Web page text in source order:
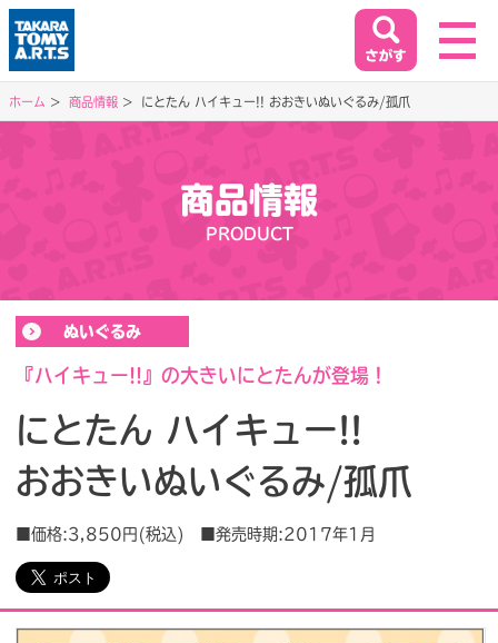
イベント&キャンペーン
EVENT&CAMPAIGN
お客様相談室
SUPPORT
プレスリリース よくあるご質問
閉じる
ホーム 商品情報 にとたん ハイキュー!! おおきいぬいぐるみ/孤爪
商品情報
PRODUCT
ぬいぐるみ
『ハイキュー!!』の大きいにとたんが登場！
にとたん ハイキュー!!
おおきいぬいぐるみ/孤爪
■価格:3,850円(税込) ■発売時期:2017年1月